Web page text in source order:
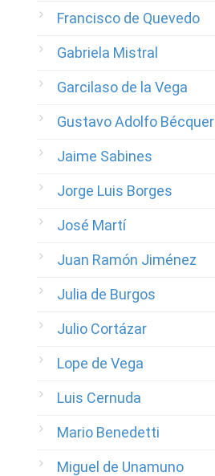
Francisco de Quevedo
Gabriela Mistral
Garcilaso de la Vega
Gustavo Adolfo Bécquer
Jaime Sabines
Jorge Luis Borges
José Martí
Juan Ramón Jiménez
Julia de Burgos
Julio Cortázar
Lope de Vega
Luis Cernuda
Mario Benedetti
Miguel de Unamuno